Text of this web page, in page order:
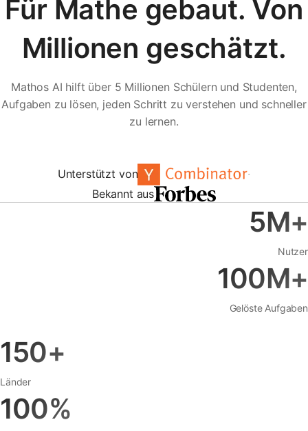
Für Mathe gebaut. Von
Millionen geschätzt.
Mathos AI hilft über 5 Millionen Schülern und Studenten,
Aufgaben zu lösen, jeden Schritt zu verstehen und schneller
zu lernen.
Unterstützt von
·
Bekannt aus
5M+
Nutzer
100M+
Gelöste Aufgaben
150+
Länder
100%